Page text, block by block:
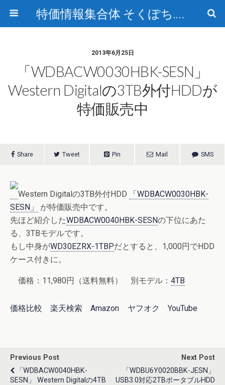
特価情報集合体 そくぽち.com
2013年6月25日
「WDBACW0030HBK-SESN」
Western Digitalの3TB外付HDDが
特価販売中
Share Tweet Pin Mail SMS
Western Digitalの3TB外付HDD
「WDBACW0030HBK-
SESN」
が特価販売中です。
先ほど紹介したWDBACW0040HBK-SESNの下位にあた
る、3TBモデルです。
もし中身がWD30EZRX-1TBPだとすると、1,000円でHDD
ケース付きに。
価格：11,980円（送料無料） 別モデル： 4TB
価格比較 楽天検索 Amazon ヤフオク YouTube
Previous Post
「WDBACW0040HBK-
SESN」 Western Digitalの4TB
Next Post
「WDBU6Y0020BBK-JESN」
USB3.0対応2TBポータブルHDD